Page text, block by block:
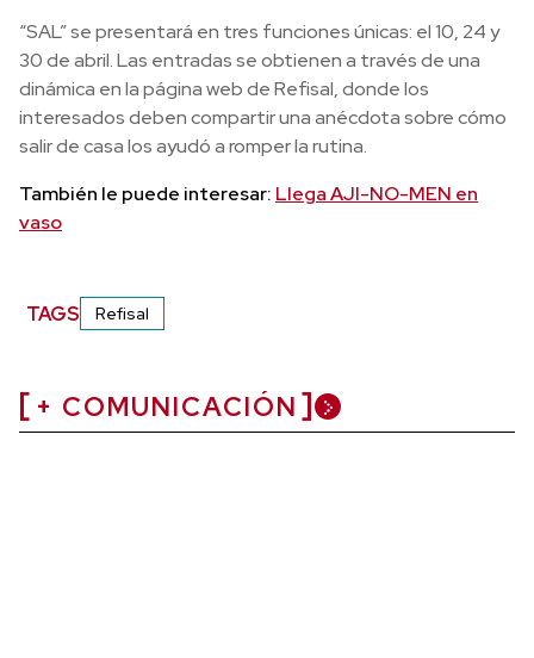
“SAL” se presentará en tres funciones únicas: el 10, 24 y
30 de abril. Las entradas se obtienen a través de una
dinámica en la página web de Refisal, donde los
interesados deben compartir una anécdota sobre cómo
salir de casa los ayudó a romper la rutina.
También le puede interesar: Llega AJI-NO-MEN en
vaso
TAGS Refisal
+ COMUNICACIÓN